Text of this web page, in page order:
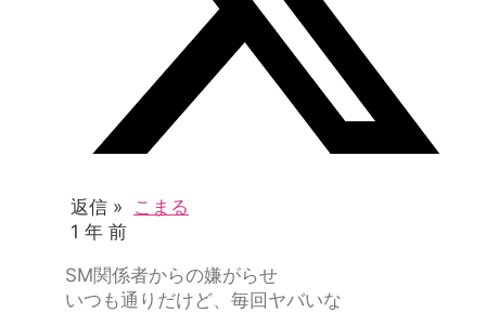
返信 » こまる
1 年 前
SM関係者からの嫌がらせ
いつも通りだけど、毎回ヤバいな